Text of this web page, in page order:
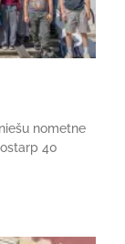
nometne
40